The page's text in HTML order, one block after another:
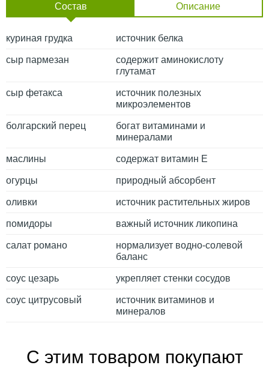
Состав Описание
куриная грудка источник белка
сыр пармезан
содержит аминокислоту
глутамат
сыр фетакса
источник полезных
микроэлементов
болгарский перец
богат витаминами и
минералами
маслины содержат витамин Е
огурцы природный абсорбент
оливки источник растительных жиров
помидоры важный источник ликопина
салат романо
нормализует водно-солевой
баланс
соус цезарь укрепляет стенки сосудов
соус цитрусовый
источник витаминов и
минералов
С этим товаром покупают